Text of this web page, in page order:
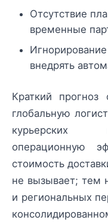
Отсутствие
временные
внедрять
Краткий
глобальную
курьерских
операционную
стоимость
не вызывает; тем
и региональных